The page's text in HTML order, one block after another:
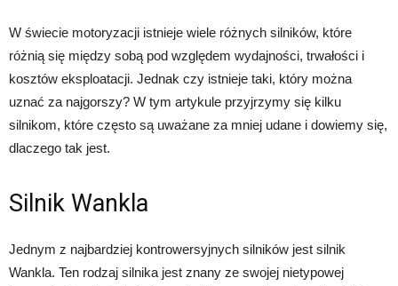
W świecie motoryzacji istnieje wiele różnych silników, które
różnią się między sobą pod względem wydajności, trwałości i
kosztów eksploatacji. Jednak czy istnieje taki, który można
uznać za najgorszy? W tym artykule przyjrzymy się kilku
silnikom, które często są uważane za mniej udane i dowiemy się,
dlaczego tak jest.
Silnik Wankla
Jednym z najbardziej kontrowersyjnych silników jest silnik
Wankla. Ten rodzaj silnika jest znany ze swojej nietypowej